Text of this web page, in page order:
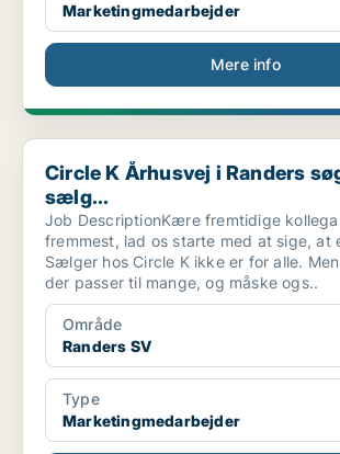
Marketingmedarbejder
Mere info
Circle K Århusvej i Randers søger en sælg...
Circle K Århusvej i Randers
sælg...
Job DescriptionKære fremtidige kollega
fremmest, lad os starte med at sige, at
Sælger hos Circle K ikke er for alle.
der passer til mange, og måske ogs..
Område
Randers SV
Type
Marketingmedarbejder